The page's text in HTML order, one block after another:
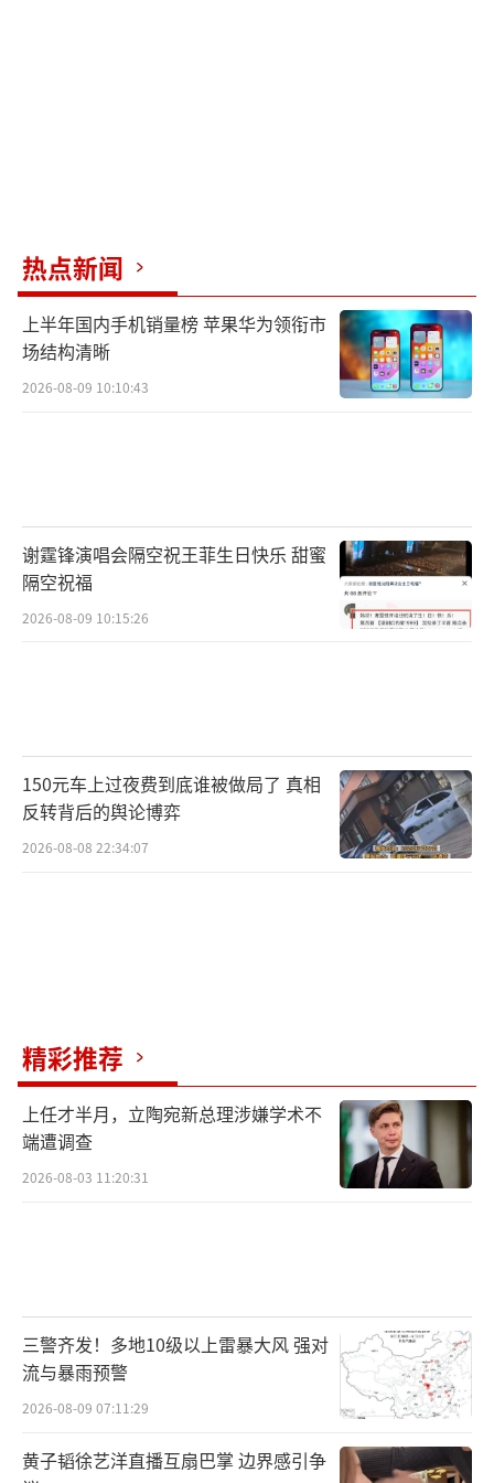
热点新闻
上半年国内手机销量榜 苹果华为领衔市
场结构清晰
2026-08-09 10:10:43
谢霆锋演唱会隔空祝王菲生日快乐 甜蜜
隔空祝福
2026-08-09 10:15:26
150元车上过夜费到底谁被做局了 真相
反转背后的舆论博弈
2026-08-08 22:34:07
精彩推荐
上任才半月，立陶宛新总理涉嫌学术不
端遭调查
2026-08-03 11:20:31
三警齐发！多地10级以上雷暴大风 强对
流与暴雨预警
2026-08-09 07:11:29
黄子韬徐艺洋直播互扇巴掌 边界感引争